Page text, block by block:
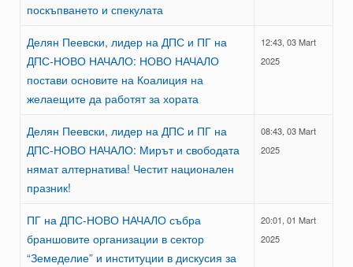
поскъпването и спекулата
Делян Пеевски, лидер на ДПС и ПГ на
ДПС-НОВО НАЧАЛО: НОВО НАЧАЛО
постави основите на Коалиция на
желаещите да работят за хората
12:43, 03 Mart
2025
Делян Пеевски, лидер на ДПС и ПГ на
ДПС-НОВО НАЧАЛО: Мирът и свободата
нямат алтернатива! Честит национален
празник!
08:43, 03 Mart
2025
ПГ на ДПС-НОВО НАЧАЛО събра
браншовите организации в сектор
“Земеделие” и институции в дискусия за
20:01, 01 Mart
2025